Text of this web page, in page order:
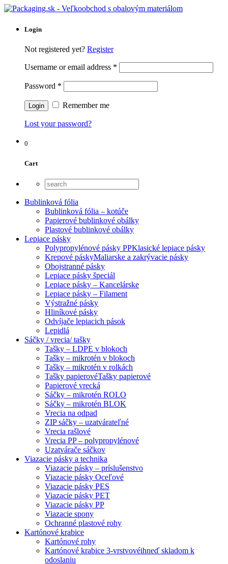
Login
Not registered yet? Register
Username or email address *
Password *
Remember me
Lost your password?
0
Cart
Bublinková fólia
Bublinková fólia – kotúče
Papierové bublinkové obálky
Plastové bublinkové obálky
Lepiace pásky
Polypropylénové pásky PPKlasické lepiace pásky
Krepové páskyMaliarske a zakrývacie pásky
Obojstranné pásky
Lepiace pásky špeciál
Lepiace pásky – Kancelárske
Lepiace pásky – Filament
Výstražné pásky
Hliníkové pásky
Odvíjače lepiacich pások
Lepidlá
Sáčky / vrecia/ tašky
Tašky – LDPE v blokoch
Tašky – mikrotén v blokoch
Tašky – mikrotén v rolkách
Tašky papierovéTašky papierové
Papierové vrecká
Sáčky – mikrotén ROLO
Sáčky – mikrotén BLOK
Vrecia na odpad
ZIP sáčky – uzatvárateľné
Vrecia rašlové
Vrecia PP – polypropylénové
Uzatvárače sáčkov
Viazacie pásky a technika
Viazacie pásky – príslušenstvo
Viazacie pásky Oceľové
Viazacie pásky PES
Viazacie pásky PET
Viazacie pásky PP
Viazacie spony
Ochranné plastové rohy
Kartónové krabice
Kartónové rohy
Kartónové krabice 3-vrstvovéihneď skladom k
odoslaniu